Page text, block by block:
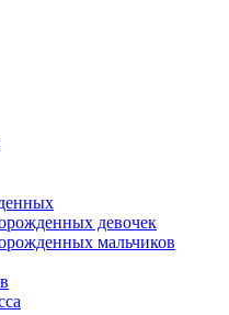
девочек
мальчиков